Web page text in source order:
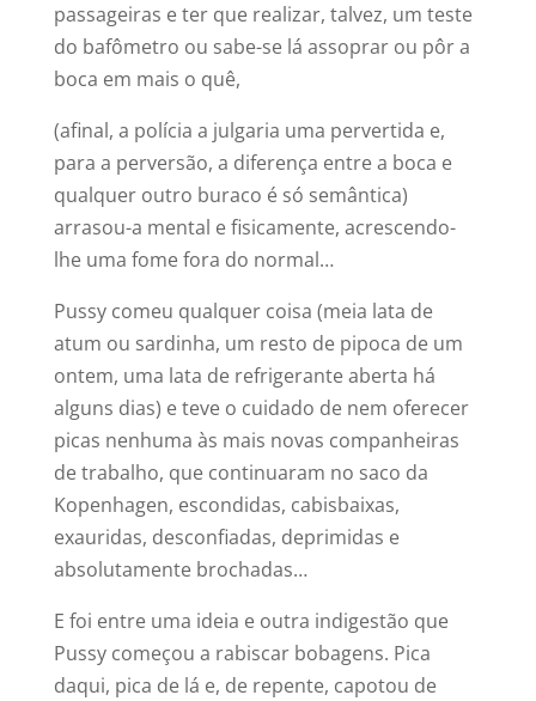
passageiras e ter que realizar, talvez, um teste
do bafômetro ou sabe-se lá assoprar ou pôr a
boca em mais o quê,
(afinal, a polícia a julgaria uma pervertida e,
para a perversão, a diferença entre a boca e
qualquer outro buraco é só semântica)
arrasou-a mental e fisicamente, acrescendo-
lhe uma fome fora do normal…
Pussy comeu qualquer coisa (meia lata de
atum ou sardinha, um resto de pipoca de um
ontem, uma lata de refrigerante aberta há
alguns dias) e teve o cuidado de nem oferecer
picas nenhuma às mais novas companheiras
de trabalho, que continuaram no saco da
Kopenhagen, escondidas, cabisbaixas,
exauridas, desconfiadas, deprimidas e
absolutamente brochadas…
E foi entre uma ideia e outra indigestão que
Pussy começou a rabiscar bobagens. Pica
daqui, pica de lá e, de repente, capotou de